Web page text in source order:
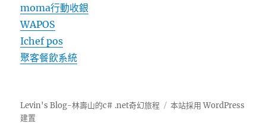
moma行動收銀
WAPOS
Ichef pos
聚客餐飲系統
Levin's Blog-林壽山的c# .net奇幻旅程
本站採用 WordPress
建置